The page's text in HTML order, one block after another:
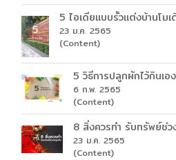
5 ไอเดียแบบรั้วแต่งบ้านโมเ
23 ม.ค. 2565
(Content)
5 วิธีการปลูกผักไว้กินเ
6 ก.พ. 2565
(Content)
8 สิ่งควรทำ รับทรัพย์ช่
23 ม.ค. 2565
(Content)